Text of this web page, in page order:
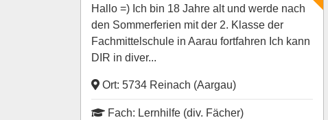
Hallo =) Ich bin 18 Jahre alt und werde nach
den Sommerferien mit der 2. Klasse der
Fachmittelschule in Aarau fortfahren Ich kann
DIR in diver...
Ort: 5734 Reinach (Aargau)
Fach: Lernhilfe (div. Fächer)